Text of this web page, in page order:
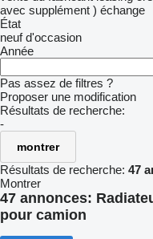
avec supplément ) échange
État
neuf d'occasion
Année
Pas assez de filtres ?
Proposer une modification
Résultats de recherche:
-
montrer
Résultats de recherche: 47
Montrer
47 annonces:
pour camion